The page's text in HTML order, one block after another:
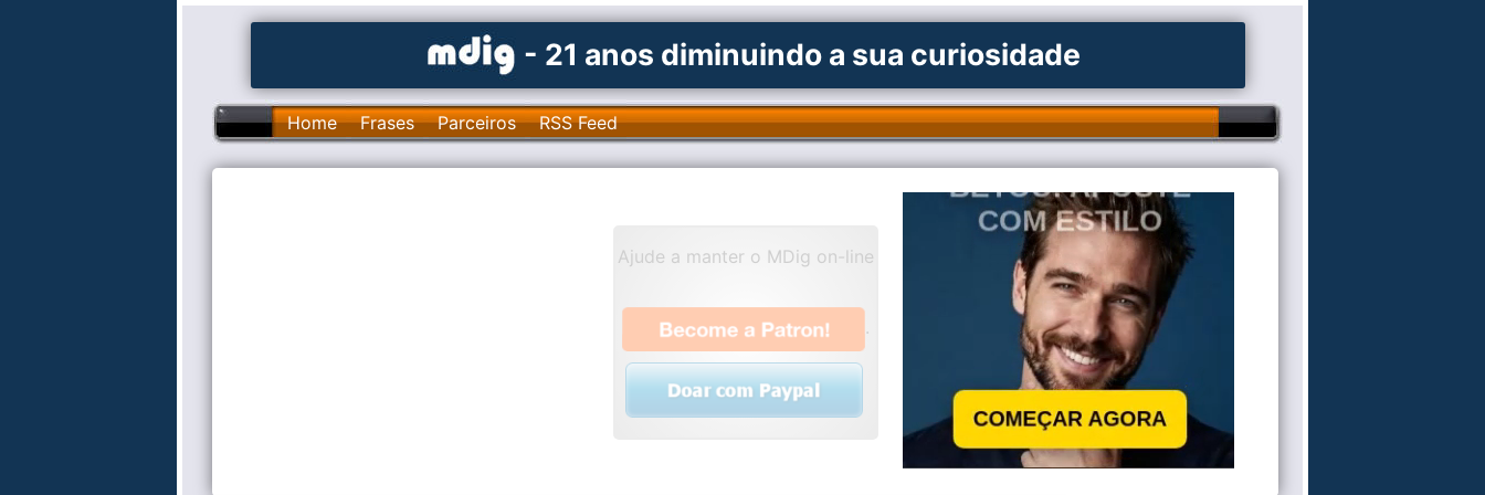
- 21 anos diminuindo a sua curiosidade
Home Frases Parceiros RSS Feed
Ajude a manter o MDig on-line
.